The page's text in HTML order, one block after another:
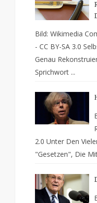
Bild: Wikimedia
- CC BY-SA 3.0
Genau
Sprichwort ...
2.0 Unter Den
"Gesetzen", Die